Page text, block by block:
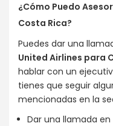
¿Cómo Puedo
Costa Rica?
Puedes dar una
United Airlines para
hablar con un
tienes que seguir
mencionadas en la
Dar una llamada